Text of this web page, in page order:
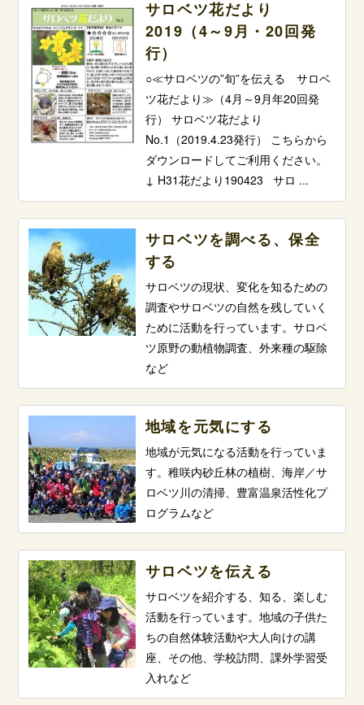
サロベツ花だより
2019（4～9月・20回発
行）
○≪サロベツの”旬”を伝える サロベ
ツ花だより≫（4月～9月年20回発
行） サロベツ花だより
No.1（2019.4.23発行） こちらから
ダウンロードしてご利用ください。
↓ H31花だより190423 サロ ...
サロベツを調べる、保全
する
サロベツの現状、変化を知るための
調査やサロベツの自然を残していく
ために活動を行っています。サロベ
ツ原野の動植物調査、外来種の駆除
など
地域を元気にする
地域が元気になる活動を行っていま
す。稚咲内砂丘林の植樹、海岸／サ
ロベツ川の清掃、豊富温泉活性化プ
ログラムなど
サロベツを伝える
サロベツを紹介する、知る、楽しむ
活動を行っています。地域の子供た
ちの自然体験活動や大人向けの講
座、その他、学校訪問、課外学習受
入れなど